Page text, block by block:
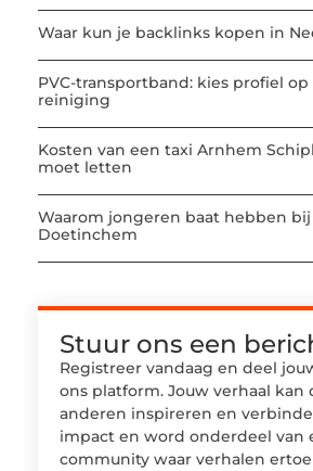
Waar kun je backlinks kopen in
PVC-transportband: kies profiel
reiniging
Kosten van een taxi Arnhem
moet letten
Waarom jongeren baat hebben
Doetinchem
Stuur ons een
Registreer vandaag en deel
ons platform. Jouw verhaal kan
anderen inspireren en
impact en word onderdeel van
community waar verhalen